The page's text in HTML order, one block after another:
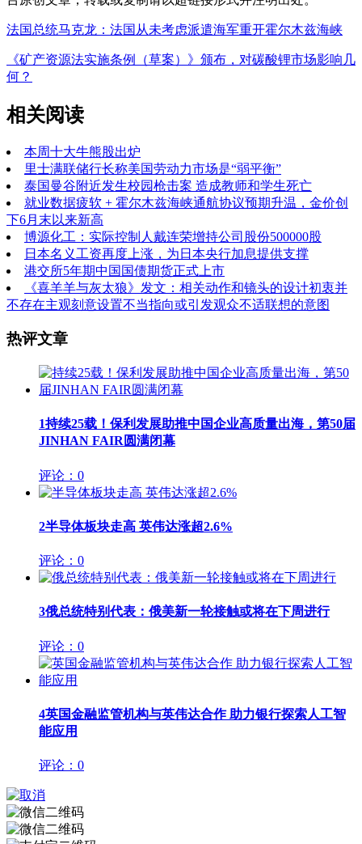
法国总统马克龙：法国从未考虑派遣海军重开霍尔木兹海峡
《矿产资源法实施条例（草案）》颁布，对碳酸锂市场影响几
何？
相关阅读
本周十大牛熊股出炉
里士满联储行长称美国劳动力市场是“弱平衡”
泰国曼谷附近发生校园枪击案 造成教师和学生死亡
就业数据疲软 + 霍尔木兹海峡通航协议预期升温，金价创
下6月末以来新高
博源化工：实际控制人戴连荣增持公司股份500000股
日本名义工资再度上涨，为日本央行加息提供支撑
港交所5年期中国国债期货正式上市
《喜羊羊与灰太狼》发文：相关动作和镜头的设计初衷并
不存在主观刻意设置不当指向或引发观众不适联想的意图
热评文章
1持续25载！保利发展助推中国企业高质量出海，第50届
JINHAN FAIR圆满闭幕
评论：0
2半导体板块走高 英伟达涨超2.6%
评论：0
3俄总统特别代表：俄美新一轮接触或将在下周进行
评论：0
4英国金融监管机构与英伟达合作 助力银行探索人工智
能应用
评论：0